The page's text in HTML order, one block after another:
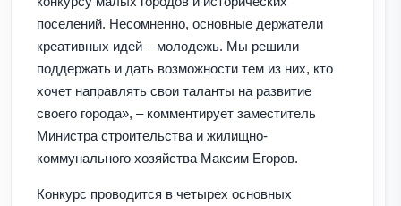
поселений. Несомненно, основные держатели
креативных идей – молодежь. Мы решили
поддержать и дать возможности тем из них, кто
хочет направлять свои таланты на развитие
своего города», – комментирует заместитель
Министра строительства и жилищно-
коммунального хозяйства Максим Егоров.
Конкурс проводится в четырех основных